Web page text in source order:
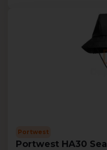
Portwest
Portwest HA30